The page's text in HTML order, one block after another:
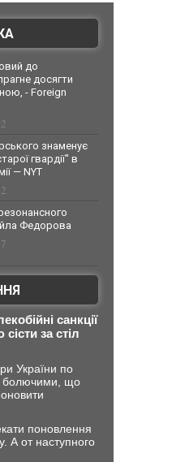
до
досягти
- Foreign
знаменує
гвардії" в
— NYT
Федорова
санкції
за стіл
України по
болючими, що
поновлення
А от наступного